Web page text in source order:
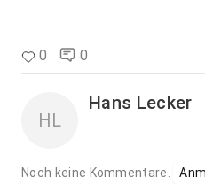
0 0
HL
Hans Lecker
Noch keine Kommentare.